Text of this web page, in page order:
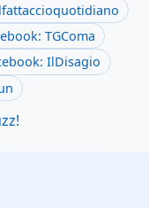
TGComa
IlDisagio